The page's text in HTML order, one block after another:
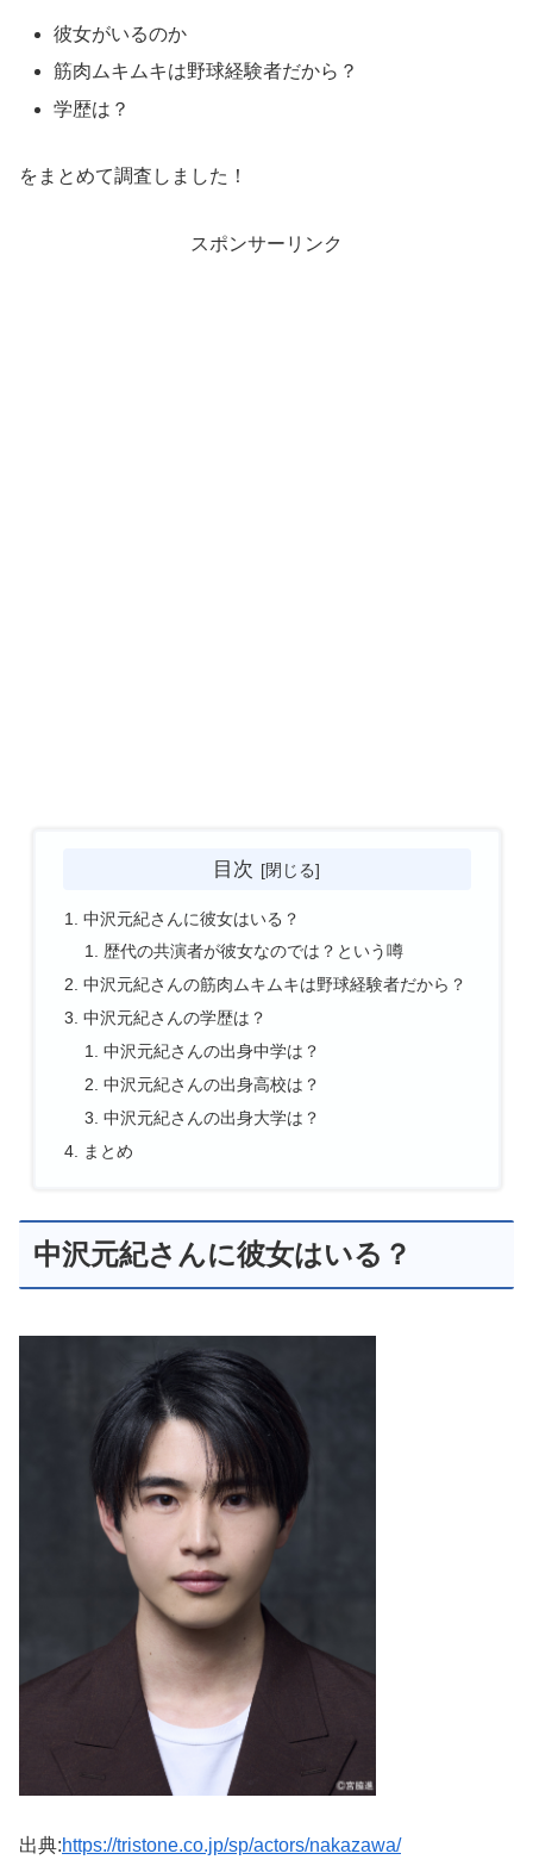
彼女がいるのか
筋肉ムキムキは野球経験者だから？
学歴は？
をまとめて調査しました！
スポンサーリンク
目次
中沢元紀さんに彼女はいる？
歴代の共演者が彼女なのでは？という噂
中沢元紀さんの筋肉ムキムキは野球経験者だから？
中沢元紀さんの学歴は？
中沢元紀さんの出身中学は？
中沢元紀さんの出身高校は？
中沢元紀さんの出身大学は？
まとめ
中沢元紀さんに彼女はいる？
出典:https://tristone.co.jp/sp/actors/nakazawa/